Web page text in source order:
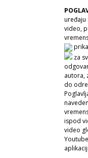
uređaju
video,
za
autora,
do
ispod
video